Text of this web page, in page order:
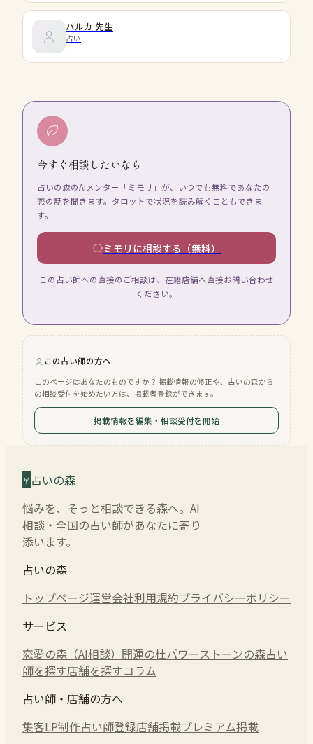
ハルカ 先生
占い
今すぐ相談したいなら
占いの森のAIメンター「ミモリ」が、いつでも無料であなたの
恋の話を聞きます。タロットで状況を読み解くこともできま
す。
ミモリに相談する（無料）
この占い師への直接のご相談は、在籍店舗へ直接お問い合わせ
ください。
この占い師の方へ
このページはあなたのものですか？ 掲載情報の修正や、占いの森から
の相談受付を始めたい方は、掲載者登録ができます。
掲載情報を編集・相談受付を開始
占いの森
悩みを、そっと相談できる森へ。AI
相談・全国の占い師があなたに寄り
添います。
占いの森
トップページ運営会社利用規約プライバシーポリシー
サービス
恋愛の森（AI相談） 開運の杜パワーストーンの森占い
師を探す店舗を探すコラム
占い師・店舗の方へ
集客LP制作占い師登録店舗掲載プレミアム掲載